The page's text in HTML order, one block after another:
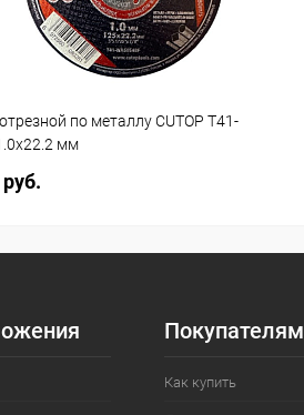
по металлу CUTOP T41-
мм
Покупателям
Как купить